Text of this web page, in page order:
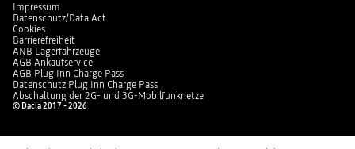
Impressum
Datenschutz/Data Act
Cookies
Barrierefreiheit
ANB Lagerfahrzeuge
AGB Ankaufservice
AGB Plug Inn Charge Pass
Datenschutz Plug Inn Charge Pass
Abschaltung der 2G- und 3G-Mobilfunknetze
© Dacia 2017 - 2026